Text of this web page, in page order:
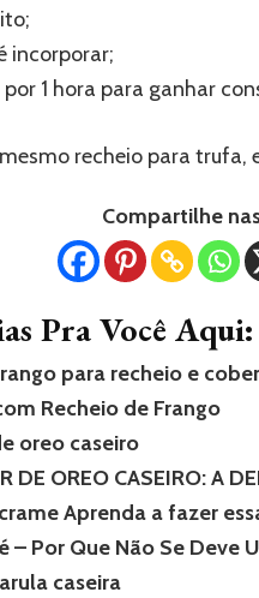
incorporar;
1 hora para ganhar
recheio para
Compartilhe
Pra Você Aqui:
para recheio e
Recheio de Frango
oreo caseiro
DE OREO CASEIRO: A
Aprenda a fazer
– Por Que Não Se Deve
caseira